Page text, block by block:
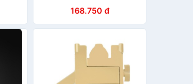
168.750 đ